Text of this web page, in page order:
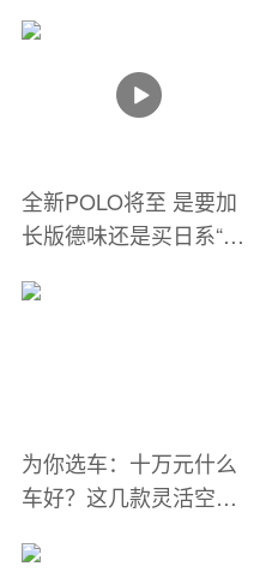
全新POLO将至 是要加
长版德味还是买日系“超
为你选车：十万元什么
车好？这几款灵活空间